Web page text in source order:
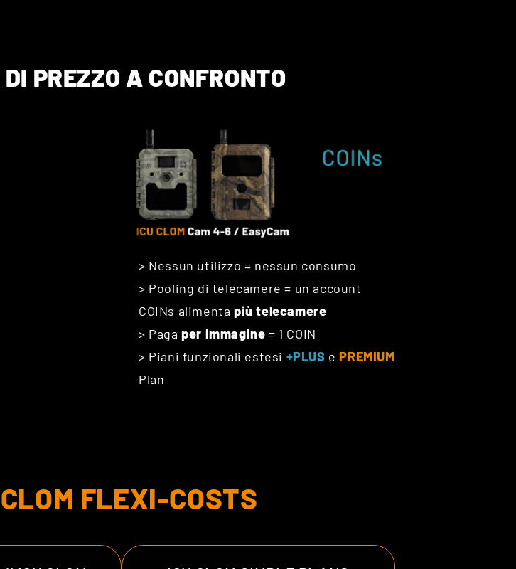
PREZZO A CONFRONTO
> Nessun utilizzo = nessun consumo
> Pooling di telecamere = un account
COINs alimenta più telecamere
> Pagaper immagine = 1 COIN
> Piani funzionali estesi +PLUS ePREMIUM
Plan
FLEXI-COSTS